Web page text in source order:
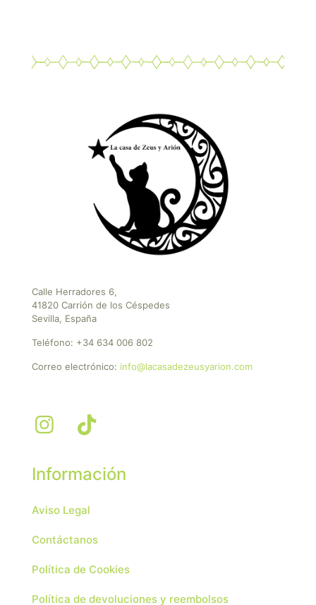
Calle Herradores 6,
41820 Carrión de los Céspedes
Sevilla, España
Teléfono: +34 634 006 802
Correo electrónico: info@lacasadezeusyarion.com
Información
Aviso Legal
Contáctanos
Política de Cookies
Política de devoluciones y reembolsos